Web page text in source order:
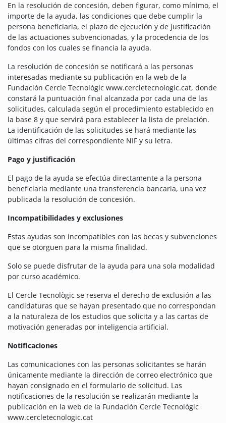
En la resolución de concesión, deben figurar, como mínimo, el
importe de la ayuda, las condiciones que debe cumplir la
persona beneficiaria, el plazo de ejecución y de justificación
de las actuaciones subvencionadas, y la procedencia de los
fondos con los cuales se financia la ayuda.
La resolución de concesión se notificará a las personas
interesadas mediante su publicación en la web de la
Fundación Cercle Tecnològic www.cercletecnologic.cat, donde
constará la puntuación final alcanzada por cada una de las
solicitudes, calculada según el procedimiento establecido en
la base 8 y que servirá para establecer la lista de prelación.
La identificación de las solicitudes se hará mediante las
últimas cifras del correspondiente NIF y su letra.
Pago y justificación
El pago de la ayuda se efectúa directamente a la persona
beneficiaria mediante una transferencia bancaria, una vez
publicada la resolución de concesión.
Incompatibilidades y exclusiones
Estas ayudas son incompatibles con las becas y subvenciones
que se otorguen para la misma finalidad.
Solo se puede disfrutar de la ayuda para una sola modalidad
por curso académico.
El Cercle Tecnològic se reserva el derecho de exclusión a las
candidaturas que se hayan presentado que no correspondan
a la naturaleza de los estudios que solicita y a las cartas de
motivación generadas por inteligencia artificial.
Notificaciones
Las comunicaciones con las personas solicitantes se harán
únicamente mediante la dirección de correo electrónico que
hayan consignado en el formulario de solicitud. Las
notificaciones de la resolución se realizarán mediante la
publicación en la web de la Fundación Cercle Tecnològic
www.cercletecnologic.cat